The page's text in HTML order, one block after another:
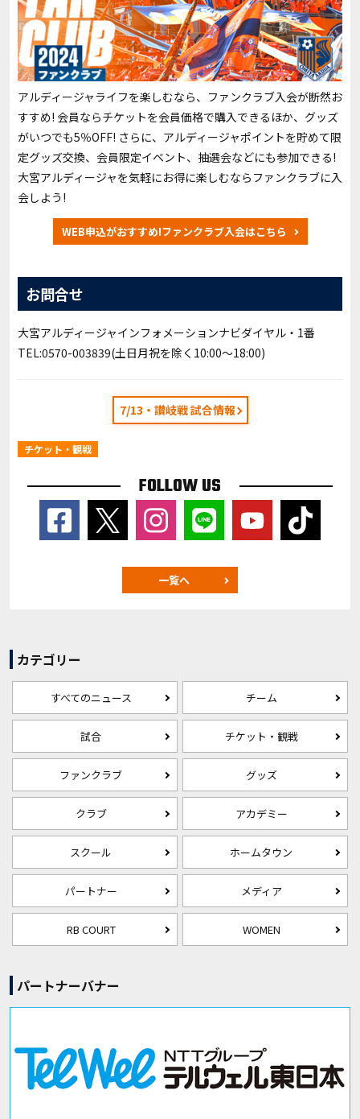
アルディージャライフを楽しむなら、ファンクラブ入会が断然お
すすめ! 会員ならチケットを会員価格で購入できるほか、グッズ
がいつでも5％OFF! さらに、アルディージャポイントを貯めて限
定グッズ交換、会員限定イベント、抽選会などにも参加できる!
大宮アルディージャを気軽にお得に楽しむならファンクラブに入
会しよう!
WEB申込がおすすめ!ファンクラブ入会はこちら
お問合せ
大宮アルディージャインフォメーションナビダイヤル・1番
TEL:0570-003839(土日月祝を除く10:00〜18:00)
7/13・讃岐戦 試合情報
チケット・観戦
FOLLOW US
一覧へ
カテゴリー
すべてのニュース チーム
試合 チケット・観戦
ファンクラブ グッズ
クラブ アカデミー
スクール ホームタウン
パートナー メディア
RB COURT WOMEN
パートナーバナー